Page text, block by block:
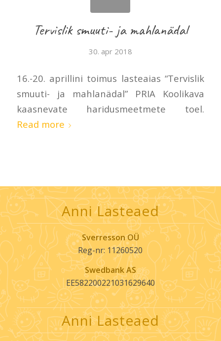
Tervislik smuuti- ja mahlanädal
30. apr 2018
16.-20. aprillini toimus lasteaias “Tervislik
smuuti- ja mahlanädal” PRIA Koolikava
kaasnevate haridusmeetmete toel.
Read more
Anni Lasteaed
Sverresson OÜ
Reg-nr: 11260520
Swedbank AS
EE582200221031629640
Anni Lasteaed